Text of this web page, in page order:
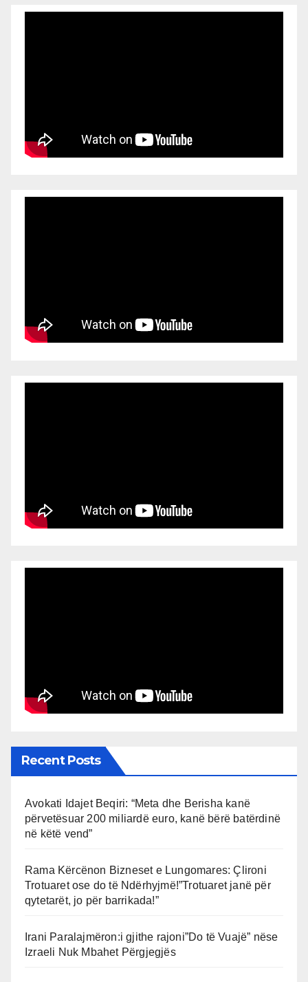
Recent Posts
Avokati Idajet Beqiri: “Meta dhe Berisha kanë
përvetësuar 200 miliardë euro, kanë bërë batërdinë
në këtë vend”
Rama Kërcënon Bizneset e Lungomares: Çlironi
Trotuaret ose do të Ndërhyjmë!”Trotuaret janë për
qytetarët, jo për barrikada!”
Irani Paralajmëron:i gjithe rajoni”Do të Vuajë” nëse
Izraeli Nuk Mbahet Përgjegjës